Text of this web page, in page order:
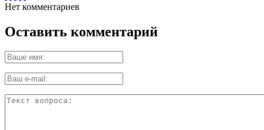
Нет комментариев
Оставить комментарий